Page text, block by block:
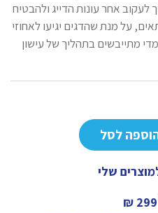
לעקוב אחר עונות הדייג ולהבטיח
על מנת שהדגים יגיעו לאחוזי
מתייבשים בתהליך של עישון
לסל
שלי